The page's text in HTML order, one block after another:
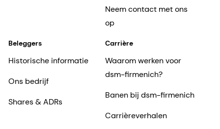
Neem contact met ons
op
Beleggers
Historische informatie
Ons bedrijf
Shares & ADRs
Carrière
Waarom werken voor
dsm-firmenich?
Banen bij dsm-firmenich
Carrièreverhalen